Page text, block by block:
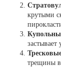
крутыми
трещины